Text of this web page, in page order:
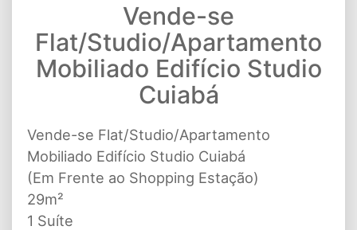
Vende-se
Flat/Studio/Apartamento
Mobiliado Edifício Studio
Cuiabá
Vende-se Flat/Studio/Apartamento
Mobiliado Edifício Studio Cuiabá
(Em Frente ao Shopping Estação)
29m²
1 Suíte